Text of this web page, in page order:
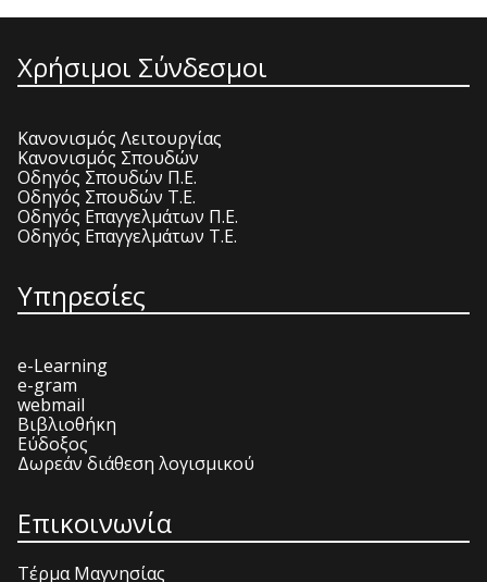
Χρήσιμοι Σύνδεσμοι
Κανονισμός Λειτουργίας
Κανονισμός Σπουδών
Οδηγός Σπουδών Π.Ε.
Οδηγός Σπουδών Τ.Ε.
Οδηγός Επαγγελμάτων Π.Ε.
Οδηγός Επαγγελμάτων Τ.Ε.
Υπηρεσίες
e-Learning
e-gram
webmail
Βιβλιοθήκη
Εύδοξος
Δωρεάν διάθεση λογισμικού
Επικοινωνία
Τέρμα Μαγνησίας